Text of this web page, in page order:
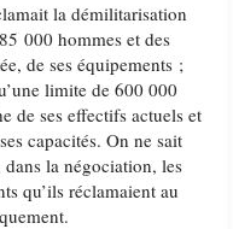
la démilitarisation
000 hommes et des
de ses équipements ;
limite de 600 000
de ses effectifs actuels et
capacités. On ne sait
la négociation, les
qu’ils réclamaient au